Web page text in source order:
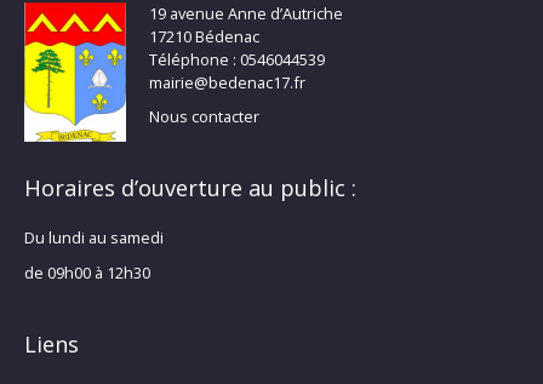
19 avenue Anne d’Autriche
17210 Bédenac
Téléphone : 0546044539
mairie@bedenac17.fr
Nous contacter
Horaires d’ouverture au public :
Du lundi au samedi
de 09h00 à 12h30
Liens